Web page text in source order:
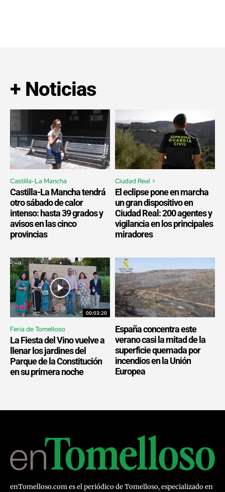
+ Noticias
Castilla-La Mancha
Castilla-La Mancha tendrá
otro sábado de calor
intenso: hasta 39 grados y
avisos en las cinco
provincias
Ciudad Real >
El eclipse pone en marcha
un gran dispositivo en
Ciudad Real: 200 agentes y
vigilancia en los principales
miradores
00:03:20
Feria de Tomelloso
La Fiesta del Vino vuelve a
llenar los jardines del
Parque de la Constitución
en su primera noche
España concentra este
verano casi la mitad de la
superficie quemada por
incendios en la Unión
Europea
enTomelloso.com es el periódico de Tomelloso, especializado en